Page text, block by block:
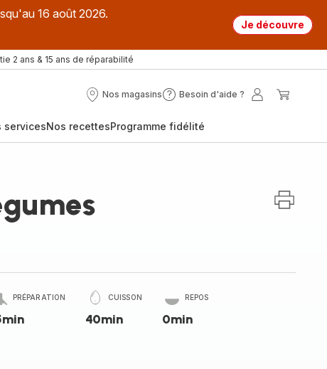
16 août 2026.
Je découvre
2 ans & 15 ans de réparabilité
Nos magasins
Nos
Besoin d'aide ?
Besoin
?
Mon
servicesNos recettesProgramme fidélité
PRÉPARATION CUISSON
40min
REPOS
0min